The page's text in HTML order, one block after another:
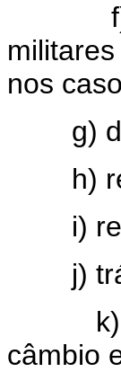
nos
g)
h)
i)
j)
câmbio